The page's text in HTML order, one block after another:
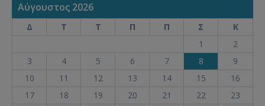
Αύγουστος 2026
Δ Τ Τ Π Π Σ
Κ
1
2
3
4 5 6 7 8
9
10
11 12 13 14 15
16
17
18 19 20 21 22
23